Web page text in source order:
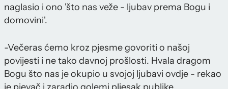
naglasio i ono 'što nas veže - ljubav prema Bogu i
domovini'.
-Večeras ćemo kroz pjesme govoriti o našoj
povijesti i ne tako davnoj prošlosti. Hvala dragom
Bogu što nas je okupio u svojoj ljubavi ovdje - rekao